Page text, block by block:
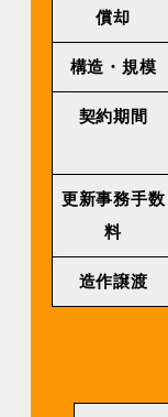
償却
構造・規模
契約期間
更新事務手数
料
造作譲渡